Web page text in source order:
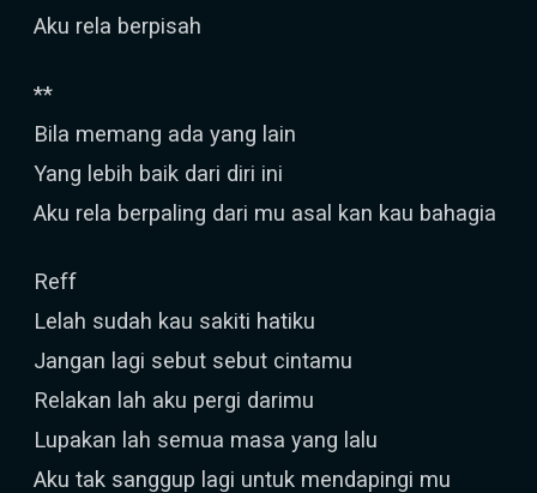
Aku rela berpisah
**
Bila memang ada yang lain
Yang lebih baik dari diri ini
Aku rela berpaling dari mu asal kan kau bahagia
Reff
Lelah sudah kau sakiti hatiku
Jangan lagi sebut sebut cintamu
Relakan lah aku pergi darimu
Lupakan lah semua masa yang lalu
Aku tak sanggup lagi untuk mendapingi mu